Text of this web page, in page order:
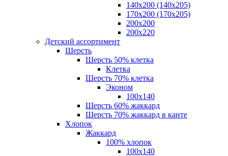
140x200 (140х205)
170x200 (170х205)
200х200
200х220
Детский ассортимент
Шерсть
Шерсть 50% клетка
Клетка
Шерсть 70% клетка
Эконом
100x140
Шерсть 60% жаккард
Шерсть 70% жаккард в канте
Хлопок
Жаккард
100% хлопок
100x140